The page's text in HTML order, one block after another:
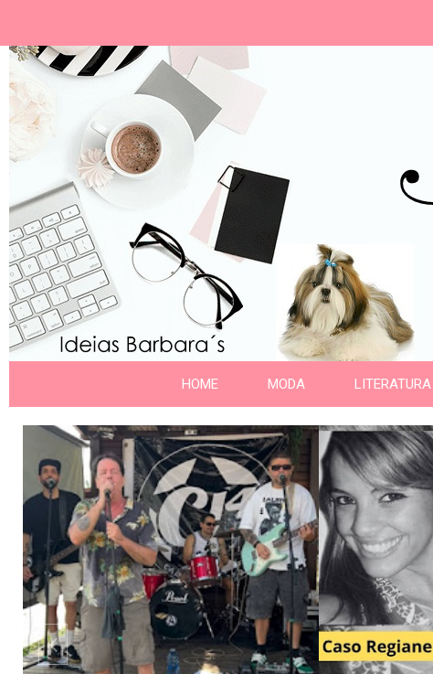
HOME MODA LITERATURA